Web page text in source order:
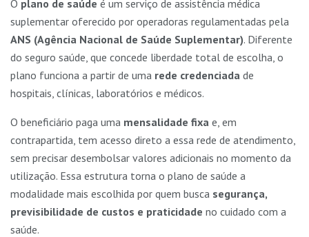
O plano de saúde é um serviço de assistência médica
suplementar oferecido por operadoras regulamentadas pela
ANS (Agência Nacional de Saúde Suplementar). Diferente
do seguro saúde, que concede liberdade total de escolha, o
plano funciona a partir de uma rede credenciada de
hospitais, clínicas, laboratórios e médicos.
O beneficiário paga uma mensalidade fixa e, em
contrapartida, tem acesso direto a essa rede de atendimento,
sem precisar desembolsar valores adicionais no momento da
utilização. Essa estrutura torna o plano de saúde a
modalidade mais escolhida por quem busca segurança,
previsibilidade de custos e praticidade no cuidado com a
saúde.